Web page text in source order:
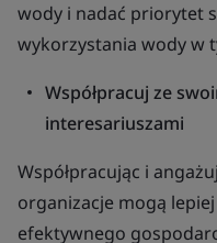
wody i nadać priorytet
wykorzystania wody w
Współpracuj ze
interesariuszami
Współpracując i
organizacje mogą
efektywnego